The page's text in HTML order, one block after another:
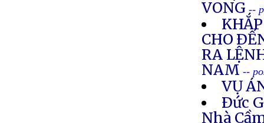
VONG --
CHO
RA
NAM--
VỤ
Ðức
Nhà